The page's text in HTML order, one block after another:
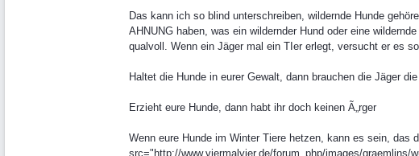
Das kann ich so blind unterschreiben, wildernde Hunde
AHNUNG haben, was ein wildernder Hund oder eine
qualvoll. Wenn ein Jäger mal ein TIer erlegt, versucht er es
Haltet die Hunde in eurer Gewalt, dann brauchen die Jäger
Erzieht eure Hunde, dann habt ihr doch keinen Ã„rger
Wenn eure Hunde im Winter Tiere hetzen, kann es sein, das
src="http://www.viermalvier.de/forum_php/images/